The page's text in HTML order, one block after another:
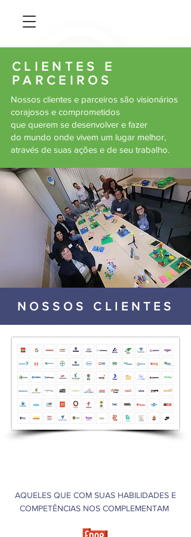
CLIENTES E
PARCEIROS
Nossos clientes e parceiros são visionários
corajosos e comprometidos
que querem se desenvolver e fazer
do mundo onde vivem um lugar melhor,
através de suas ações e de seu trabalho.
NOSSOS CLIENTES
AQUELES QUE COM SUAS HABILIDADES E
COMPETÊNCIAS NOS COMPLEMENTAM